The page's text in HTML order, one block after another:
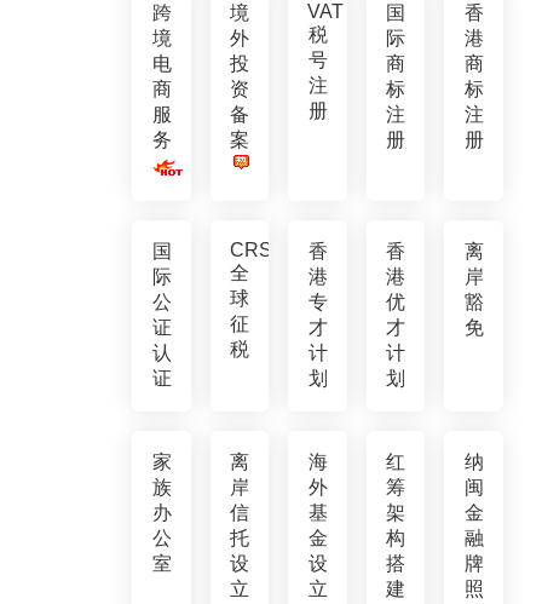
跨
境
电
商
服
务
境
外
投
资
备
案
VAT
税
号
注
册
国
际
商
标
注
册
香
港
商
标
注
册
国
际
公
证
认
证
CRS
全
球
征
税
香
港
专
才
计
划
香
港
优
才
计
划
离
岸
豁
免
家
族
办
公
室
离
岸
信
托
设
立
海
外
基
金
设
立
红
筹
架
构
搭
建
纳
闽
金
融
牌
照